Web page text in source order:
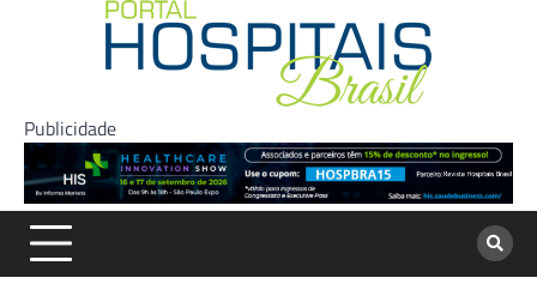
Publicidade